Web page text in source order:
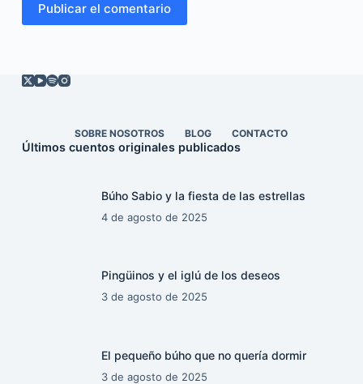
Publicar el comentario
SOBRE NOSOTROS BLOG CONTACTO
Últimos cuentos originales publicados
Búho Sabio y la fiesta de las estrellas
4 de agosto de 2025
Pingüinos y el iglú de los deseos
3 de agosto de 2025
El pequeño búho que no quería dormir
3 de agosto de 2025